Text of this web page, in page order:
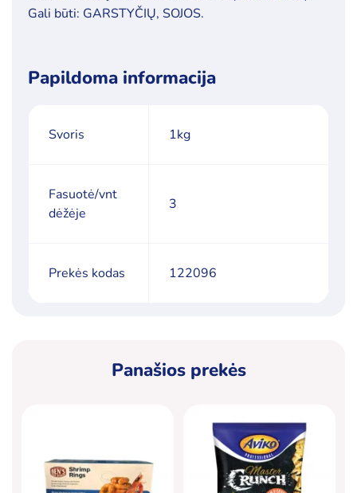
Gali būti: GARSTYČIŲ, SOJOS.
Papildoma informacija
Svoris 1kg
Fasuotė/vnt
dėžėje
3
Prekės kodas 122096
Panašios prekės